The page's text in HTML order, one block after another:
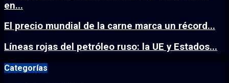
en...
El precio mundial de la carne marca un récord...
Líneas rojas del petróleo ruso: la UE y Estados...
Categorías